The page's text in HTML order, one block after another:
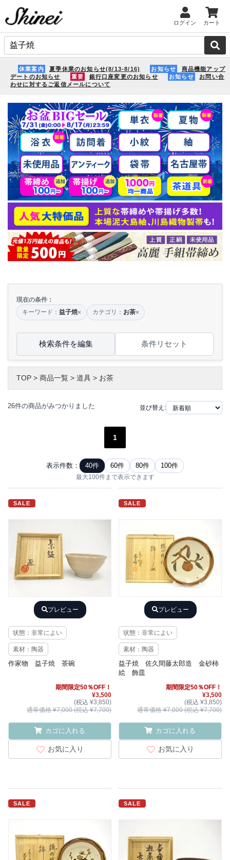
ログイン カート
休業案内 夏季休業のお知らせ(8/13-8/16) お知らせ
商品機能アップ
デートのお知らせ
重要 銀行口座変更のお知らせ お知らせ
お問い合
わせに対するご返信メールについて
現在の条件：
キーワード： 益子焼× カテゴリ： お茶×
検索条件を編集 条件リセット
TOP > 商品一覧 > 道具 > お茶
26件の商品がみつかりました 並び替え:
1
表示件数： 40件 60件 80件 100件
最大100件まで表示できます
SALE
プレビュー
状態：非常によい
素材：陶器
作家物 益子焼 茶碗
期間限定50％OFF！
¥3,500
(税込 ¥3,850)
通常価格 ¥7,000 (税込 ¥7,700)
カゴに入れる
お気に入り
SALE
プレビュー
状態：非常によい
素材：陶器
益子焼 佐久間藤太郎造 金砂柿
絵 飾皿
期間限定50％OFF！
¥3,500
(税込 ¥3,850)
通常価格 ¥7,000 (税込 ¥7,700)
カゴに入れる
お気に入り
SALE SALE